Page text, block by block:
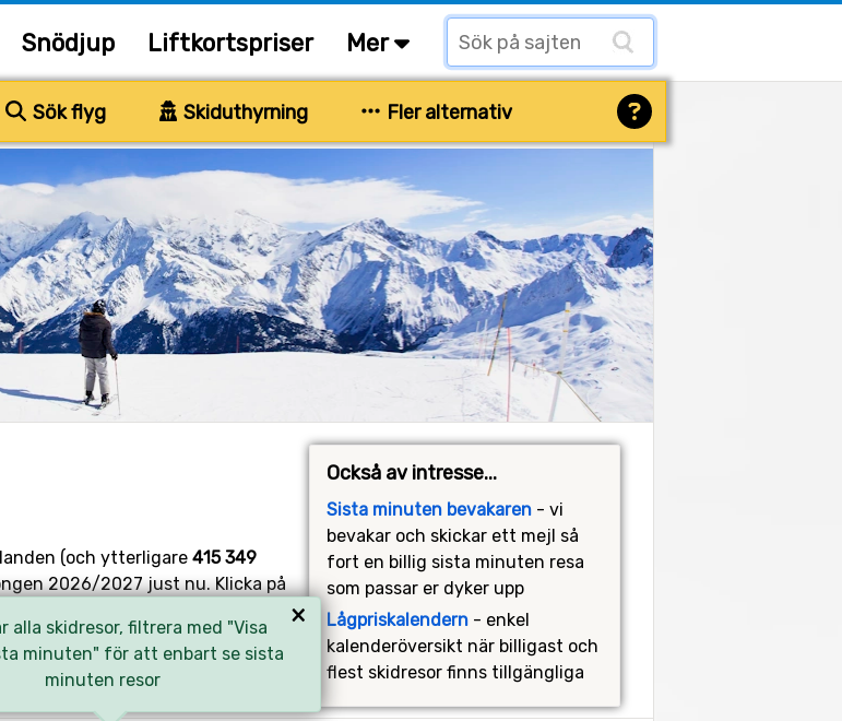
Snödjup Liftkortspriser Mer
Sök flyg Skiduthyrning Fler alternativ
Också av intresse...
Sista minuten bevakaren - vi
bevakar och skickar ett mejl så
fort en billig sista minuten resa
som passar er dyker upp
Lågpriskalendern - enkel
kalenderöversikt när billigast och
flest skidresor finns tillgängliga
(och ytterligare 415 349
2026/2027 just nu. Klicka på
Tänk på att dessa billiga
att boka.
×
alla skidresor, filtrera med "Visa
minuten" för att enbart se sista
minuten resor